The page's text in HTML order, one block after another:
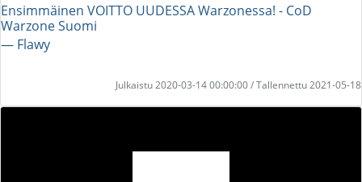
Ensimmäinen VOITTO UUDESSA Warzonessa! - CoD
Warzone Suomi
― Flawy
Julkaistu 2020-03-14 00:00:00 / Tallennettu 2021-05-18